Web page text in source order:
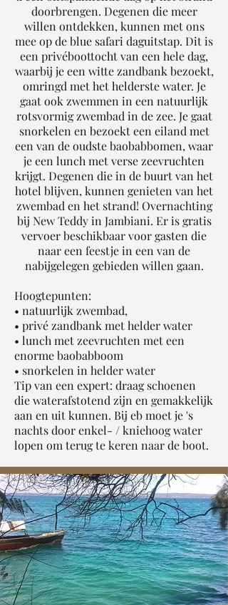
doorbrengen. Degenen die meer
willen ontdekken, kunnen met ons
mee op de blue safari daguitstap. Dit is
een privéboottocht van een hele dag,
waarbij je een witte zandbank bezoekt,
omringd met het helderste water. Je
gaat ook zwemmen in een natuurlijk
rotsvormig zwembad in de zee. Je gaat
snorkelen en bezoekt een eiland met
een van de oudste baobabbomen, waar
je een lunch met verse zeevruchten
krijgt. Degenen die in de buurt van het
hotel blijven, kunnen genieten van het
zwembad en het strand! Overnachting
bij New Teddy in Jambiani. Er is gratis
vervoer beschikbaar voor gasten die
naar een feestje in een van de
nabijgelegen gebieden willen gaan.
Hoogtepunten:
• natuurlijk zwembad,
• privé zandbank met helder water
• lunch met zeevruchten met een
enorme baobabboom
• snorkelen in helder water
Tip van een expert: draag schoenen
die waterafstotend zijn en gemakkelijk
aan en uit kunnen. Bij eb moet je 's
nachts door enkel- / kniehoog water
lopen om terug te keren naar de boot.